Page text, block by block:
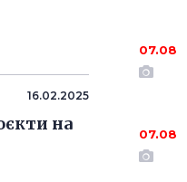
16.02.2025
на
07.08
07.08